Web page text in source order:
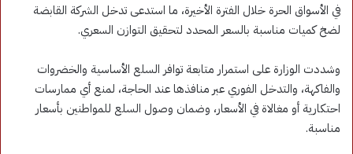
في الأسواق الحرة خلال الفترة الأخيرة، ما استدعى تدخل الشركة القابضة
لضخ كميات مناسبة بالسعر المحدد لتحقيق التوازن السعري.
وشددت الوزارة على استمرار متابعة توافر السلع الأساسية والخضروات
والفاكهة، والتدخل الفوري عبر منافذها عند الحاجة، لمنع أي ممارسات
احتكارية أو مغالاة في الأسعار، وضمان وصول السلع للمواطنين بأسعار
مناسبة.